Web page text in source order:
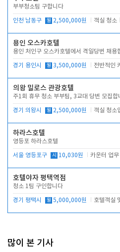
부부청소팀 구합니다
인천 남동구 월 2,500,000원 객실 청소
용인 오스카호텔
용인 처인구 오스카호텔에서 격일당번 채용
경기 용인시 월 3,500,000원
의왕 밀로스 관광호텔
주1회 휴무 청소 부부팀, 3교대 당번 모집합
경기 의왕시 월 2,500,000원 객실 청소
하라스호텔
영등포 하라스호텔
서울 영등포구 시 10,030원
호텔야자 평택역점
청소 1팀 구인합니다
경기 평택시 월 5,000,000원
많이 본 기사